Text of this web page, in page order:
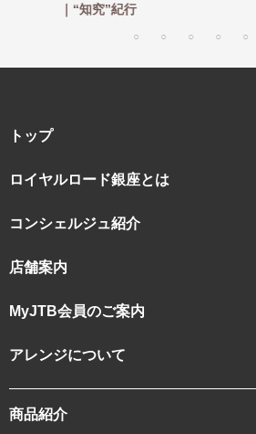
｜“知究”紀行
トップ
ロイヤルロード銀座とは
コンシェルジュ紹介
店舗案内
MyJTB会員のご案内
アレンジについて
商品紹介